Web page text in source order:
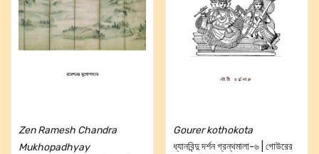
Zen Ramesh Chandra
Mukhopadhyay
Gourer kothokota
ধ্যানবিন্দু দর্শন গ্রন্থমালা-৬ | গোউরের